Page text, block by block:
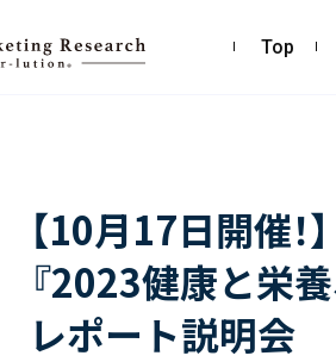
Top
なにわ筋SIAビル［Map］
私
会社
CSR
【10月17日開催！】
『2023健康と栄
レポート説明会